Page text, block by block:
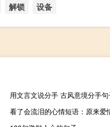
解锁 设备
用文言文说分手 古风意境分手
看了会流泪的心情短语：原来